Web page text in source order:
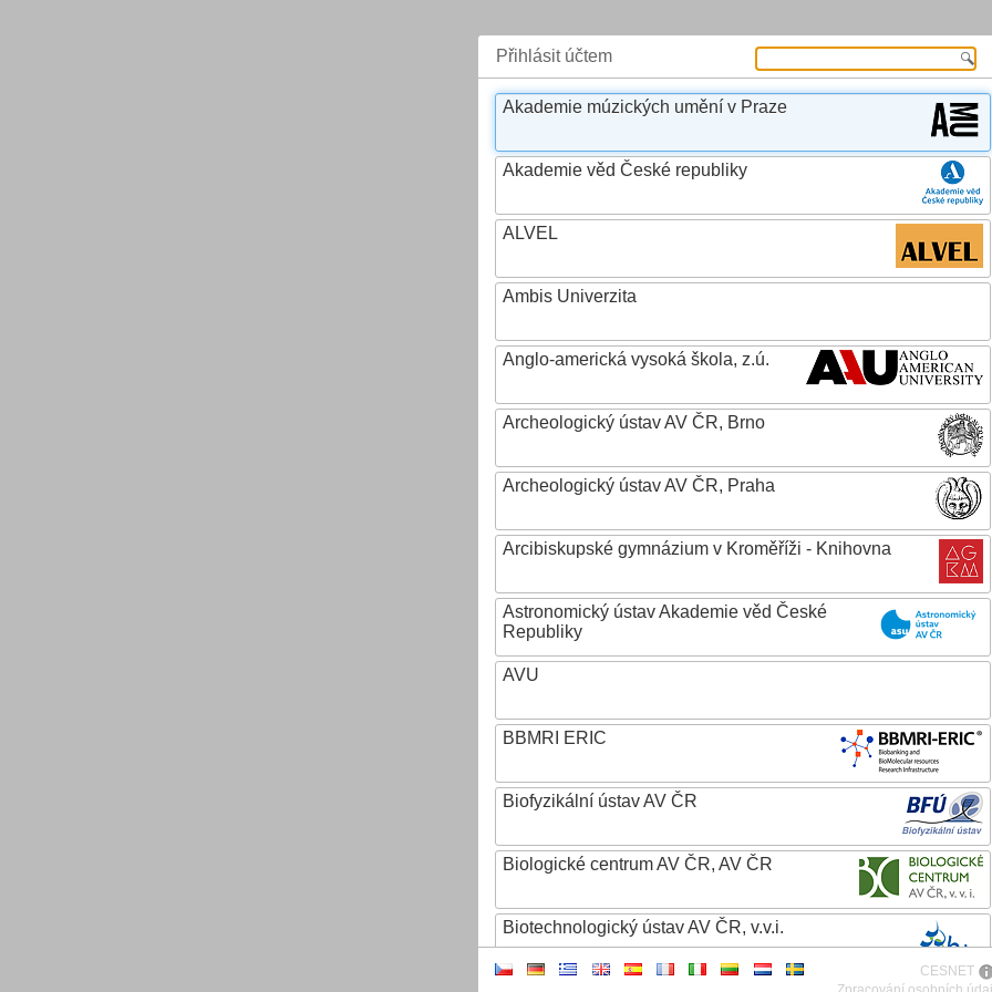
Přihlásit účtem
Akademie múzických umění v Praze
Akademie věd České republiky
ALVEL
Ambis Univerzita
Anglo-americká vysoká škola, z.ú.
Archeologický ústav AV ČR, Brno
Archeologický ústav AV ČR, Praha
Arcibiskupské gymnázium v Kroměříži - Knihovna
Astronomický ústav Akademie věd České
Republiky
AVU
BBMRI ERIC
Biofyzikální ústav AV ČR
Biologické centrum AV ČR, AV ČR
Biotechnologický ústav AV ČR, v.v.i.
CESNET